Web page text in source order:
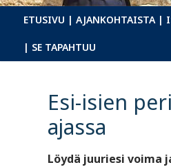
ETUSIVU | AJANKOHTAISTA |
| SE TAPAHTUU
Esi-isien
ajassa
Löydä juuriesi voima